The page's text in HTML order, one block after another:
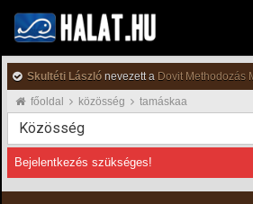
Skultéti László nevezett a Dovit Methodozás
főoldal
közösség tamáskaa
Közösség
Bejelentkezés szükséges!